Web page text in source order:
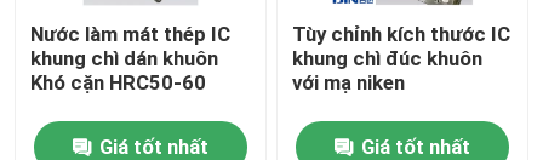
Nước làm mát thép IC
khung chì dán khuôn
Khó cặn HRC50-60
Giá tốt nhất
Tùy chỉnh kích thước IC
khung chì đúc khuôn
với mạ niken
Giá tốt nhất